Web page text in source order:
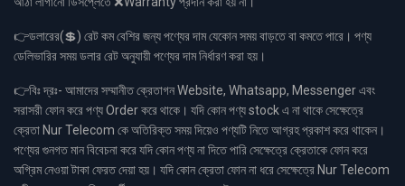
👉ডলারের(💲) রেট কম বেশির জন্য পণ্যের দাম যেকোন সময় বাড়তে বা কমতে পারে। পণ্য
ডেলিভারির সময় ডলার রেট অনুযায়ী পণ্যের দাম নির্ধারণ করা হয়।
👉বিঃ দ্রঃ- আমাদের সম্মানীত ক্রেতাগন Website, Whatsapp, Messenger এবং
সরাসরী ফোন করে পণ্য Order করে থাকে। যদি কোন পণ্য stock এ না থাকে সেক্ষেত্রে
ক্রেতা Nur Telecom কে অতিরিক্ত সময় দিয়েও পণ্যটি নিতে আগ্রহ প্রকাশ করে থাকেন।
পণ্যের গুনগত মান বিবেচনা করে যদি কোন পণ্য না দিতে পারি সেক্ষেত্রে ক্রেতাকে ফোন করে
অগ্রিম নেওয়া টাকা ফেরত দেয়া হয়। যদি কোন ক্রেতা ফোন না ধরে সেক্ষেত্রে Nur Telecom